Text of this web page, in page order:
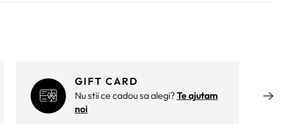
GIFT CARD
Nu stii ce cadou sa alegi?Te ajutam
noi